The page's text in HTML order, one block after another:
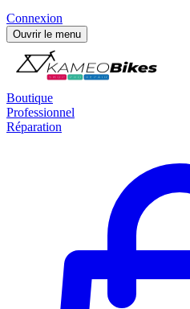
Connexion
Ouvrir le menu
Boutique
Professionnel
Réparation